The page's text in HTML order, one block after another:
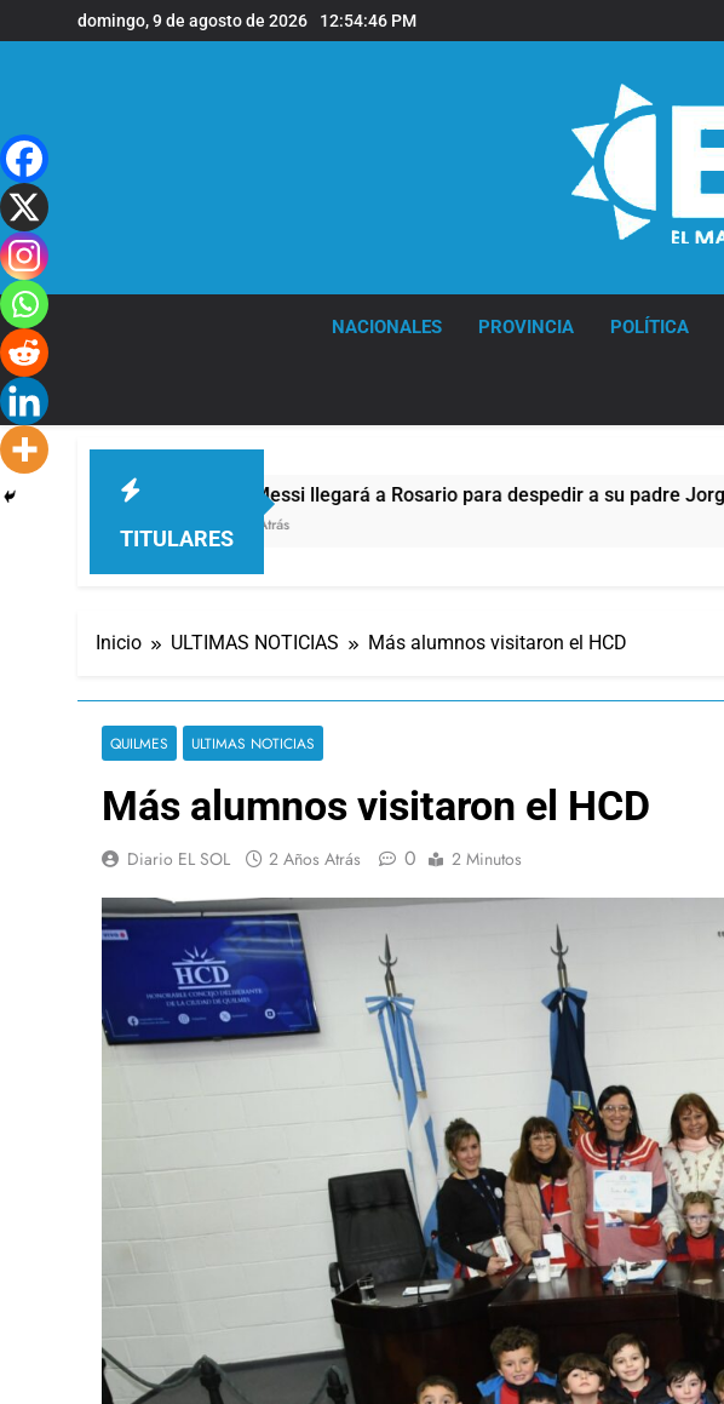
al
domingo, 9 de agosto de 2026 12:54:47 PM
NACIONALES PROVINCIA POLÍTICA
TITULARES
Lionel Messi llegará a Rosario para despedir a su padre Jorge Messi
Inicio ULTIMAS NOTICIAS Más alumnos visitaron el HCD
QUILMES ULTIMAS NOTICIAS
Más alumnos visitaron el HCD
Diario EL SOL 2 Años Atrás 0 2 Minutos